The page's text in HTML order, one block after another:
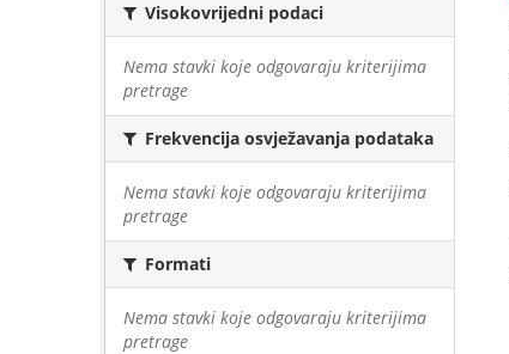
Visokovrijedni podaci
Nema stavki koje odgovaraju kriterijima
pretrage
Frekvencija osvježavanja podataka
Nema stavki koje odgovaraju kriterijima
pretrage
Formati
Nema stavki koje odgovaraju kriterijima
pretrage